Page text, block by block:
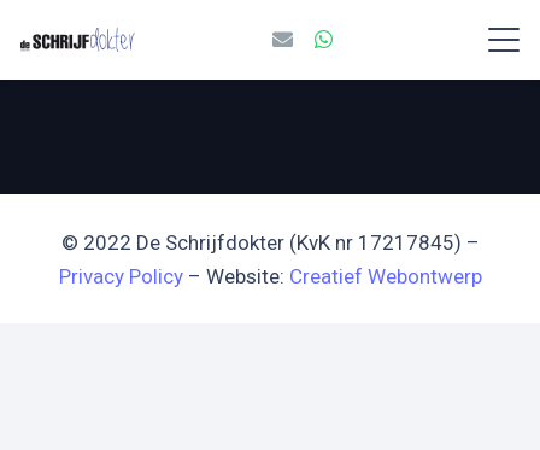
© 2022 De Schrijfdokter (KvK nr 17217845) –
Privacy Policy– Website: Creatief Webontwerp